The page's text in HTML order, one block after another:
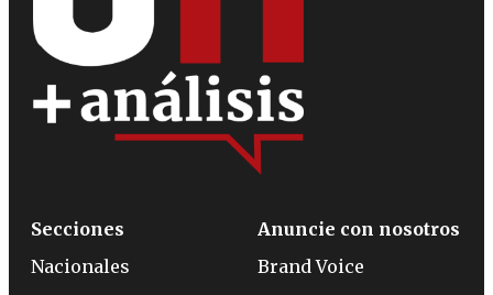
Secciones
Nacionales
Anuncie con nosotros
Brand Voice